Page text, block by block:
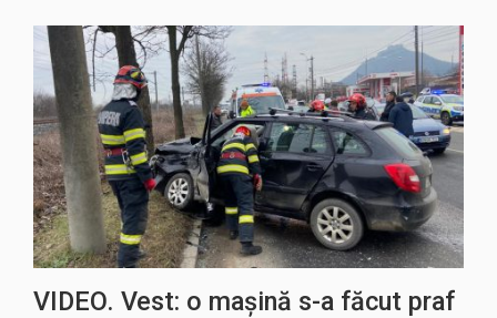
VIDEO. Vest: o mașină s-a făcut praf